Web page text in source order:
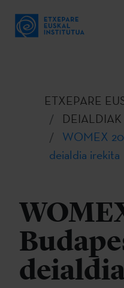
ETXEPARE
DEIALDIAK
WOMEX
deialdia irekita